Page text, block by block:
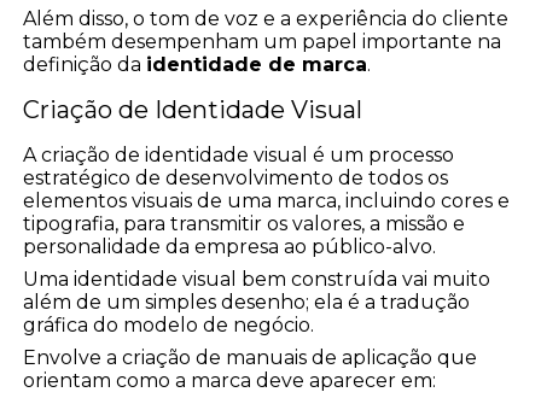
Além disso, o tom de voz e a experiência do cliente
também desempenham um papel importante na
definição da identidade de marca.
Criação de Identidade Visual
A criação de identidade visual é um processo
estratégico de desenvolvimento de todos os
elementos visuais de uma marca, incluindo cores e
tipografia, para transmitir os valores, a missão e
personalidade da empresa ao público-alvo.
Uma identidade visual bem construída vai muito
além de um simples desenho; ela é a tradução
gráfica do modelo de negócio.
Envolve a criação de manuais de aplicação que
orientam como a marca deve aparecer em: